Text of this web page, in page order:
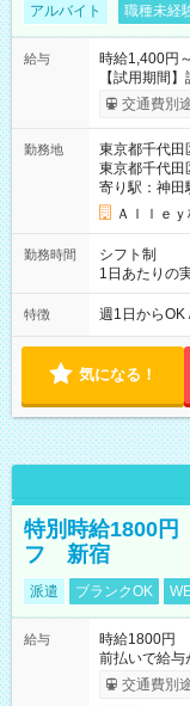
アルバイト 職種未経
給与
時給1,400円～
【試用期間
給与は本採用
交通費別
勤務地
東京都千代田
東京都千代
寄り駅：神田
Ａｌｌｅ
勤務時間
シフト制
1日あたりの
実働時間：1-
能！ └平日・
18:00
特徴 週1日からOK
気になる！
特別時給1800円
フ 新宿
派遣 ブランクOK
給与
時給1800円
前払いで給与
交通費別